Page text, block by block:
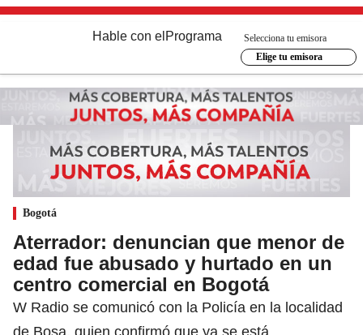
Hable con el Programa
Selecciona tu emisora
Elige tu emisora
Bogotá
Aterrador: denuncian que menor de
edad fue abusado y hurtado en un
centro comercial en Bogotá
W Radio se comunicó con la Policía en la localidad
de Bosa, quien confirmó que ya se está